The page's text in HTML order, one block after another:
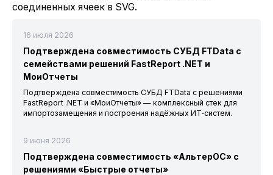
соединенных ячеек в SVG.
16 июля 2026
Подтверждена совместимость СУБД FTData с
семействами решений FastReport .NET и
МоиОтчеты
Подтверждена совместимость СУБД FTData с решениями
FastReport .NET и «МоиОтчеты» — комплексный стек для
импортозамещения и построения надёжных ИТ‑систем.
9 июня 2026
Подтверждена совместимость «АльтерОС» с
решениями «Быстрые отчеты»